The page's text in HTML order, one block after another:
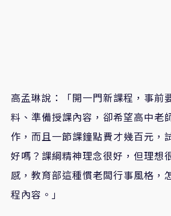
高孟琳說：「開一門新課程，事前
料、準備授課內容，卻希望高中老
作，而且一節課鐘點費才幾百元，
好嗎？課綱精神理念很好，但理想
感，教育部這種慣老闆行事風格，
程內容。」